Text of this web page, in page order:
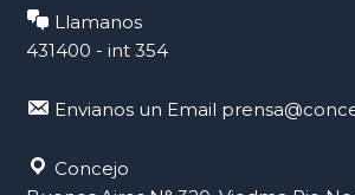
Llamanos
431400 - int 354
Envianos un Email
Concejo